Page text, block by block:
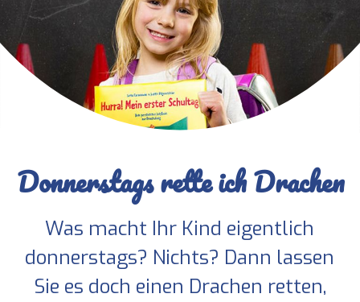
Donnerstags rette ich Drachen
Was macht Ihr Kind eigentlich
donnerstags? Nichts? Dann lassen
Sie es doch einen Drachen retten,